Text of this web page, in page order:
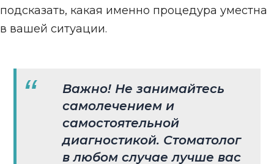
подсказать, какая именно процедура уместна
в вашей ситуации.
Важно! Не занимайтесь
самолечением и
самостоятельной
диагностикой. Стоматолог
в любом случае лучше вас